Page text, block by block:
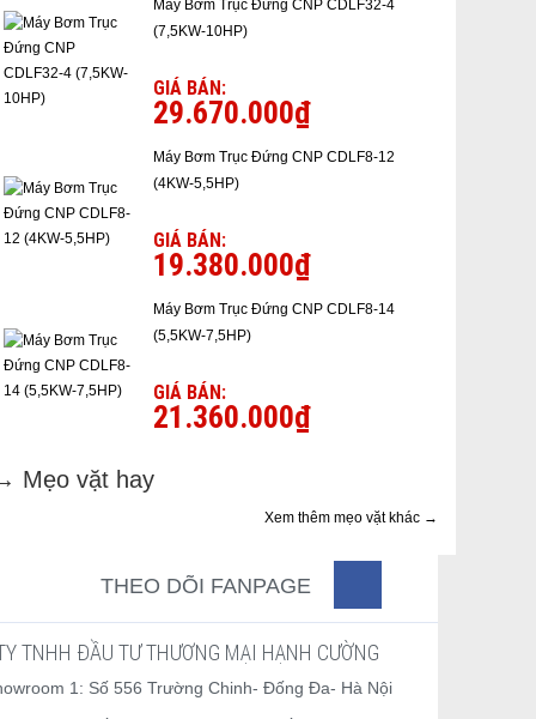
Máy Bơm Trục Đứng CNP CDLF32-4
(7,5KW-10HP)
GIÁ BÁN:
29.670.000₫
Máy Bơm Trục Đứng CNP CDLF8-12
(4KW-5,5HP)
GIÁ BÁN:
19.380.000₫
Máy Bơm Trục Đứng CNP CDLF8-14
(5,5KW-7,5HP)
GIÁ BÁN:
21.360.000₫
Mẹo vặt hay
Xem thêm mẹo vặt khác →
THEO DÕI FANPAGE
TNHH ĐẦU TƯ THƯƠNG MẠI HẠNH CƯỜNG
1: Số 556 Trường Chinh- Đống Đa- Hà Nội